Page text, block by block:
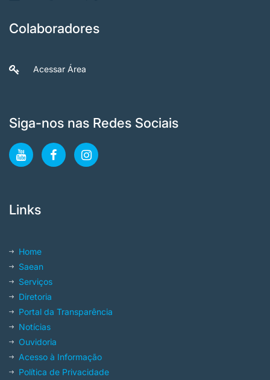
Colaboradores
Acessar Área
Siga-nos nas Redes Sociais
Links
Home
Saean
Serviços
Diretoria
Portal da Transparência
Notícias
Ouvidoria
Acesso à Informação
Política de Privacidade